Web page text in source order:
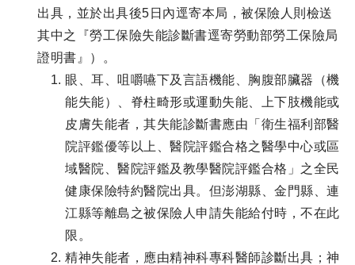
出具，並於出具後5日內逕寄本局，被保險人則檢送
其中之『勞工保險失能診斷書逕寄勞動部勞工保險局
證明書』）。
眼、耳、咀嚼嚥下及言語機能、胸腹部臟器（機
能失能）、脊柱畸形或運動失能、上下肢機能或
皮膚失能者，其失能診斷書應由「衛生福利部醫
院評鑑優等以上、醫院評鑑合格之醫學中心或區
域醫院、醫院評鑑及教學醫院評鑑合格」之全民
健康保險特約醫院出具。但澎湖縣、金門縣、連
江縣等離島之被保險人申請失能給付時，不在此
限。
精神失能者，應由精神科專科醫師診斷出具；神